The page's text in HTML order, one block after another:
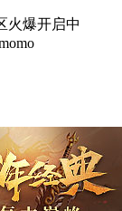
火爆开启中